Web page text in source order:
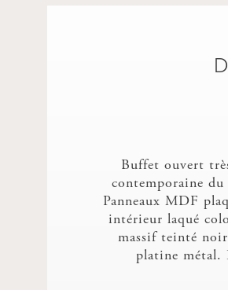
Buffet ouvert
contemporaine
Panneaux MDF
intérieur laqué
massif teinté
platine métal.